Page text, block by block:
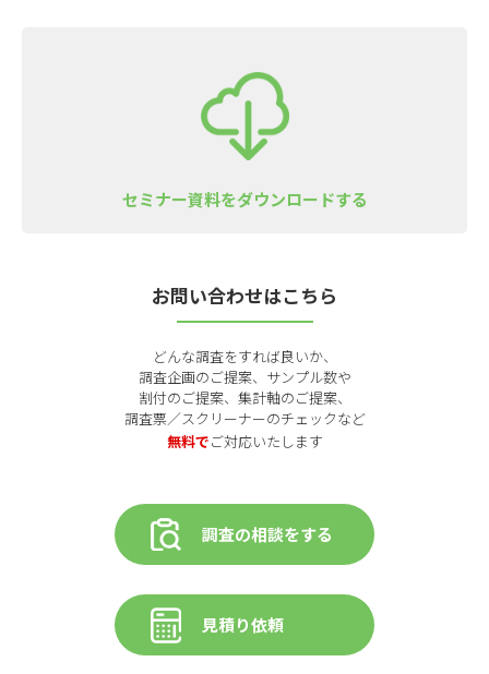
セミナー資料をダウンロードする
お問い合わせはこちら
どんな調査をすれば良いか、
調査企画のご提案、サンプル数や
割付のご提案、集計軸のご提案、
調査票／スクリーナーのチェックなど
無料でご対応いたします
調査の相談をする
見積り依頼